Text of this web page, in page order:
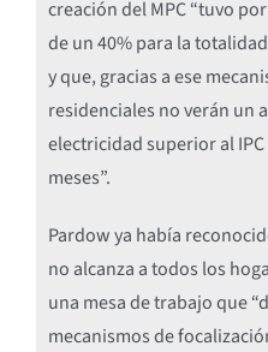
creación del MPC “tuvo
de un 40% para la
y que, gracias a ese
residenciales no verán un
electricidad superior al
meses”.
Pardow ya había
no alcanza a todos los
una mesa de trabajo que
mecanismos de